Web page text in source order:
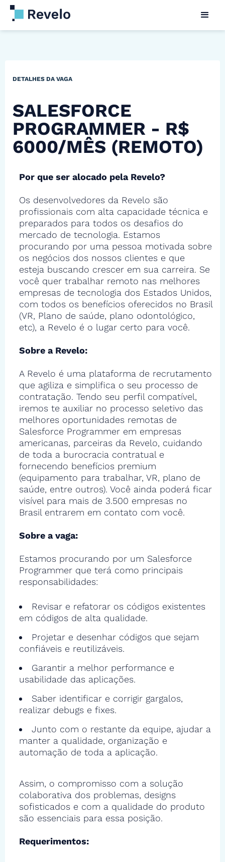
DETALHES DA VAGA
SALESFORCE
PROGRAMMER - R$
6000/MÊS (REMOTO)
Por que ser alocado pela Revelo?
Os desenvolvedores da Revelo são
profissionais com alta capacidade técnica e
preparados para todos os desafios do
mercado de tecnologia. Estamos
procurando por uma pessoa motivada sobre
os negócios dos nossos clientes e que
esteja buscando crescer em sua carreira. Se
você quer trabalhar remoto nas melhores
empresas de tecnologia dos Estados Unidos,
com todos os benefícios oferecidos no Brasil
(VR, Plano de saúde, plano odontológico,
etc), a Revelo é o lugar certo para você.
Sobre a Revelo:
A Revelo é uma plataforma de recrutamento
que agiliza e simplifica o seu processo de
contratação. Tendo seu perfil compatível,
iremos te auxiliar no processo seletivo das
melhores oportunidades remotas de
Salesforce Programmer em empresas
americanas, parceiras da Revelo, cuidando
de toda a burocracia contratual e
fornecendo benefícios premium
(equipamento para trabalhar, VR, plano de
saúde, entre outros). Você ainda poderá ficar
visível para mais de 3.500 empresas no
Brasil entrarem em contato com você.
Sobre a vaga:
Estamos procurando por um Salesforce
Programmer que terá como principais
responsabilidades:
Revisar e refatorar os códigos existentes
em códigos de alta qualidade.
Projetar e desenhar códigos que sejam
confiáveis e reutilizáveis.
Garantir a melhor performance e
usabilidade das aplicações.
Saber identificar e corrigir gargalos,
realizar debugs e fixes.
Junto com o restante da equipe, ajudar a
manter a qualidade, organização e
automação de toda a aplicação.
Assim, o compromisso com a solução
colaborativa dos problemas, designs
sofisticados e com a qualidade do produto
são essenciais para essa posição.
Requerimentos: